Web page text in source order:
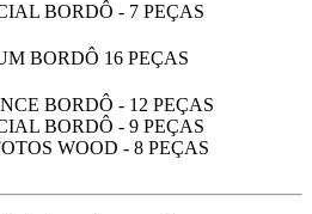
BORDÔ - 7 PEÇAS
BORDÔ 16 PEÇAS
BORDÔ - 12 PEÇAS
BORDÔ - 9 PEÇAS
WOOD - 8 PEÇAS